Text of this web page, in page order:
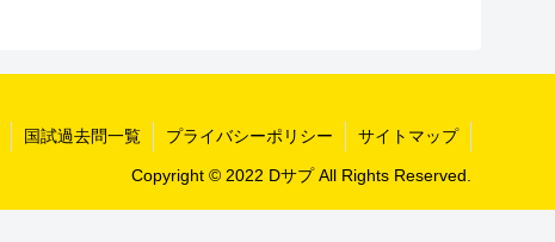
国試過去問一覧 プライバシーポリシー サイトマップ
Copyright © 2022 Dサプ All Rights Reserved.